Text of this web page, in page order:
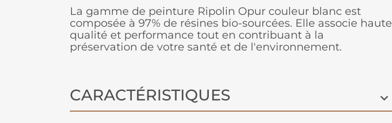
La gamme de peinture Ripolin Opur couleur blanc est
composée à 97% de résines bio-sourcées. Elle associe haute
qualité et performance tout en contribuant à la
préservation de votre santé et de l'environnement.
CARACTÉRISTIQUES